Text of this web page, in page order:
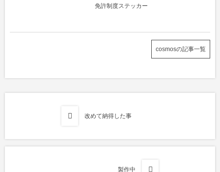
免許制度ステッカー
cosmosの記事一覧
改めて納得した事
製作中